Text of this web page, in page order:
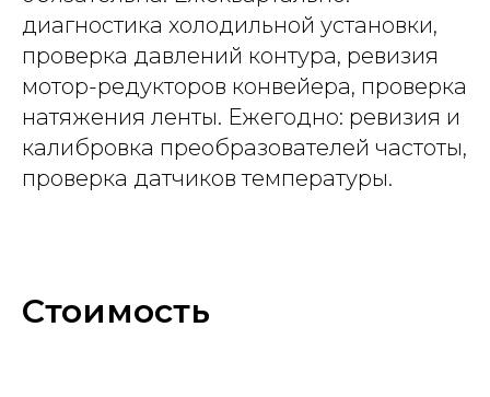
диагностика холодильной установки,
проверка давлений контура, ревизия
мотор-редукторов конвейера, проверка
натяжения ленты. Ежегодно: ревизия и
калибровка преобразователей частоты,
проверка датчиков температуры.
Стоимость